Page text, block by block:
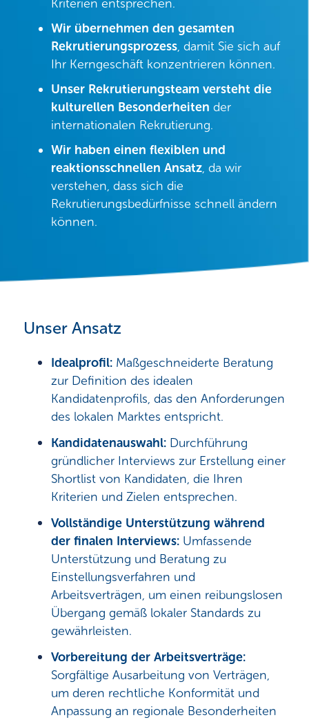
Kriterien entsprechen.
Wir übernehmen den gesamten
Rekrutierungsprozess, damit Sie sich auf
Ihr Kerngeschäft konzentrieren können.
Unser Rekrutierungsteam versteht die
kulturellen Besonderheiten der
internationalen Rekrutierung.
Wir haben einen flexiblen und
reaktionsschnellen Ansatz, da wir
verstehen, dass sich die
Rekrutierungsbedürfnisse schnell ändern
können.
Unser Ansatz
Idealprofil:Maßgeschneiderte Beratung
zur Definition des idealen
Kandidatenprofils, das den Anforderungen
des lokalen Marktes entspricht.
Kandidatenauswahl: Durchführung
gründlicher Interviews zur Erstellung einer
Shortlist von Kandidaten, die Ihren
Kriterien und Zielen entsprechen.
Vollständige Unterstützung während
der finalen Interviews:Umfassende
Unterstützung und Beratung zu
Einstellungsverfahren und
Arbeitsverträgen, um einen reibungslosen
Übergang gemäß lokaler Standards zu
gewährleisten.
Vorbereitung der Arbeitsverträge:
Sorgfältige Ausarbeitung von Verträgen,
um deren rechtliche Konformität und
Anpassung an regionale Besonderheiten